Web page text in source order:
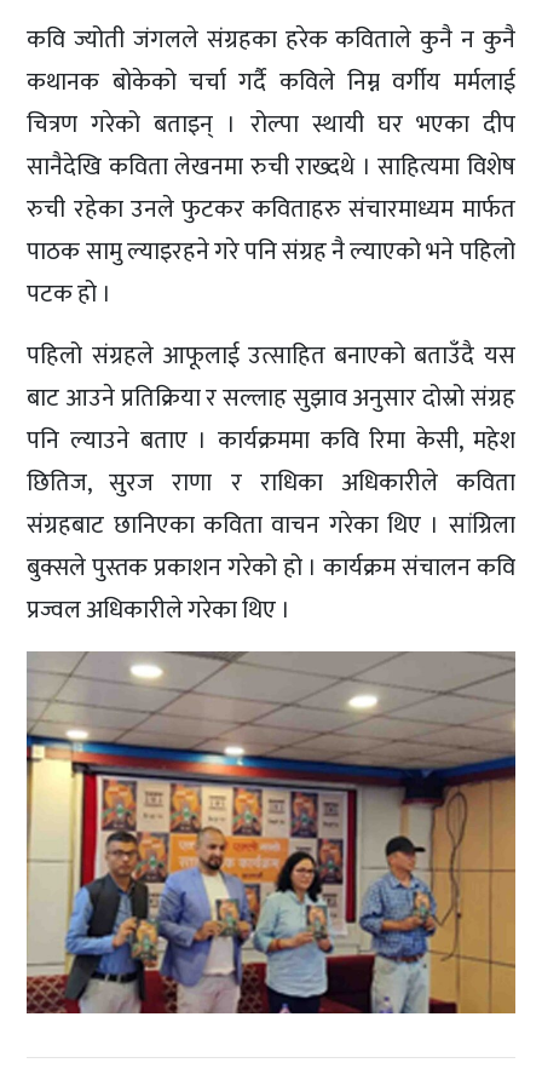
कवि ज्योती जंगलले संग्रहका हरेक कविताले कुनै न कुनै
कथानक बोकेको चर्चा गर्दै कविले निम्न वर्गीय मर्मलाई
चित्रण गरेको बताइन् । रोल्पा स्थायी घर भएका दीप
सानैदेखि कविता लेखनमा रुची राख्दथे । साहित्यमा विशेष
रुची रहेका उनले फुटकर कविताहरु संचारमाध्यम मार्फत
पाठक सामु ल्याइरहने गरे पनि संग्रह नै ल्याएको भने पहिलो
पटक हो ।
पहिलो संग्रहले आफूलाई उत्साहित बनाएको बताउँदै यस
बाट आउने प्रतिक्रिया र सल्लाह सुझाव अनुसार दोस्रो संग्रह
पनि ल्याउने बताए । कार्यक्रममा कवि रिमा केसी, महेश
छितिज, सुरज राणा र राधिका अधिकारीले कविता
संग्रहबाट छानिएका कविता वाचन गरेका थिए । सांग्रिला
बुक्सले पुस्तक प्रकाशन गरेको हो । कार्यक्रम संचालन कवि
प्रज्वल अधिकारीले गरेका थिए ।